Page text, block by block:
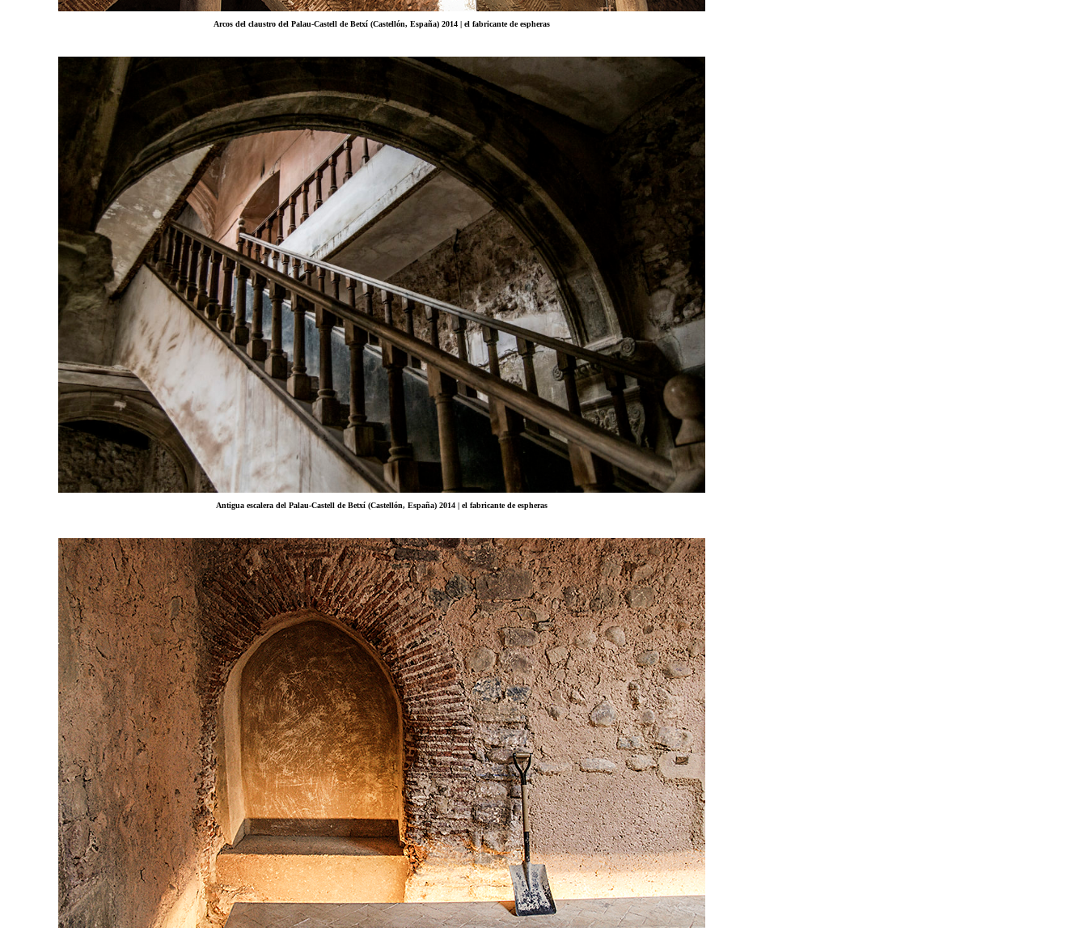
Arcos del claustro del Palau-Castell de Betxí (Castellón, España) 2014 | el fabricante de espheras
Antigua escalera del Palau-Castell de Betxí (Castellón, España) 2014 | el fabricante de espheras